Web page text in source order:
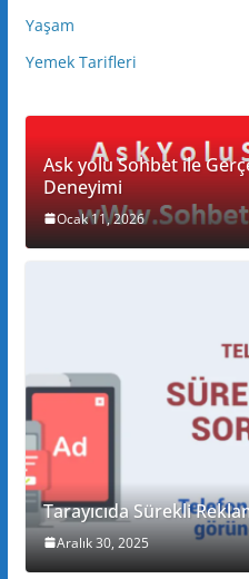
Yaşam
Yemek Tarifleri
Ask yolu Sohbet ile
Deneyimi
Ocak 11, 2026
Tarayıcıda Sürekli
Aralık 30, 2025